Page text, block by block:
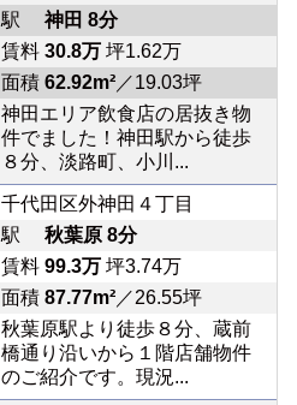
駅 神田 8分
賃料 30.8万坪1.62万
面積 62.92m²／19.03坪
神田エリア飲食店の居抜き物
件でました！神田駅から徒歩
８分、淡路町、小川...
千代田区外神田４丁目
駅 秋葉原 8分
賃料 99.3万坪3.74万
面積 87.77m²／26.55坪
秋葉原駅より徒歩８分、蔵前
橋通り沿いから１階店舗物件
のご紹介です。現況...